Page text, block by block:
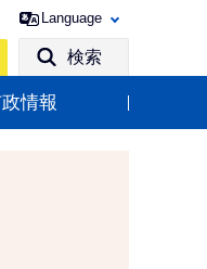
Language
検索
情報